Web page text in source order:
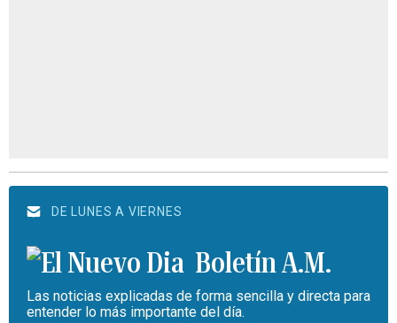
DE LUNES A VIERNES
Boletín A.M.
Las noticias explicadas de forma sencilla y directa para
entender lo más importante del día.